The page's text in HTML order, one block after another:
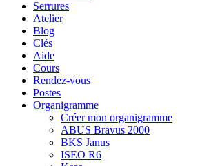
Serrures
Atelier
Blog
Clés
Aide
Cours
Rendez-vous
Postes
Organigramme
Créer mon organigramme
ABUS Bravus 2000
BKS Janus
ISEO R6